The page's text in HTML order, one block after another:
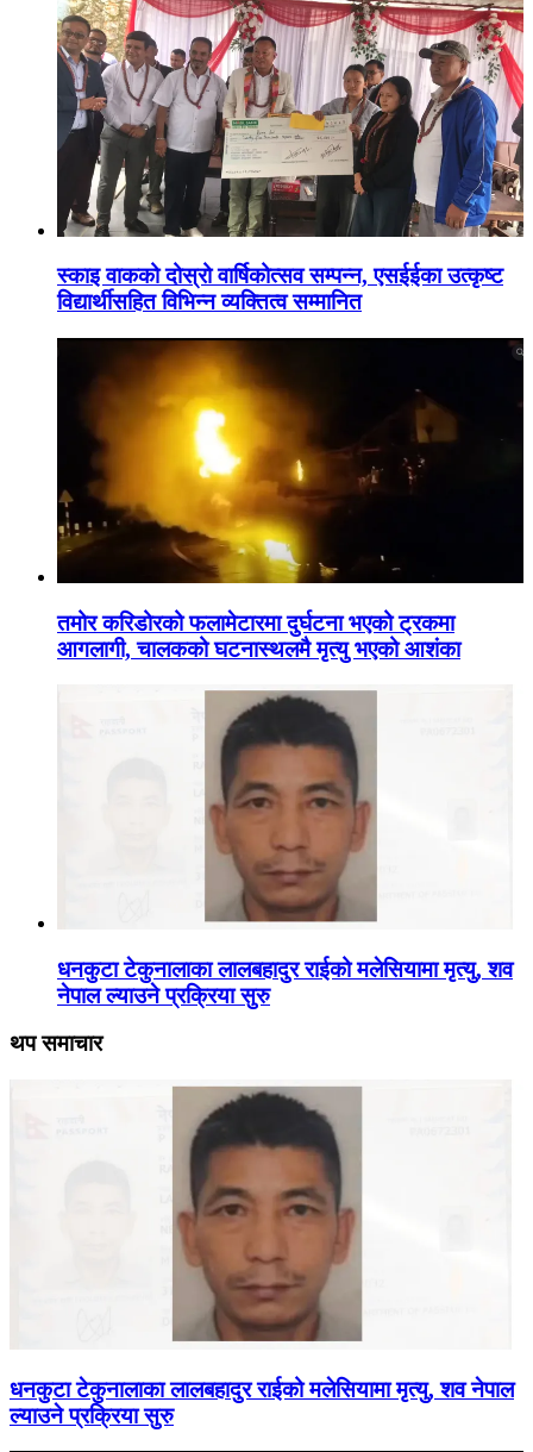
स्काइ वाकको दोस्रो वार्षिकोत्सव सम्पन्न, एसईईका उत्कृष्ट
विद्यार्थीसहित विभिन्न व्यक्तित्व सम्मानित
तमोर करिडोरको फलामेटारमा दुर्घटना भएको ट्रकमा
आगलागी, चालकको घटनास्थलमै मृत्यु भएको आशंका
धनकुटा टेकुनालाका लालबहादुर राईको मलेसियामा मृत्यु, शव
नेपाल ल्याउने प्रक्रिया सुरु
थप समाचार
धनकुटा टेकुनालाका लालबहादुर राईको मलेसियामा मृत्यु, शव नेपाल
ल्याउने प्रक्रिया सुरु